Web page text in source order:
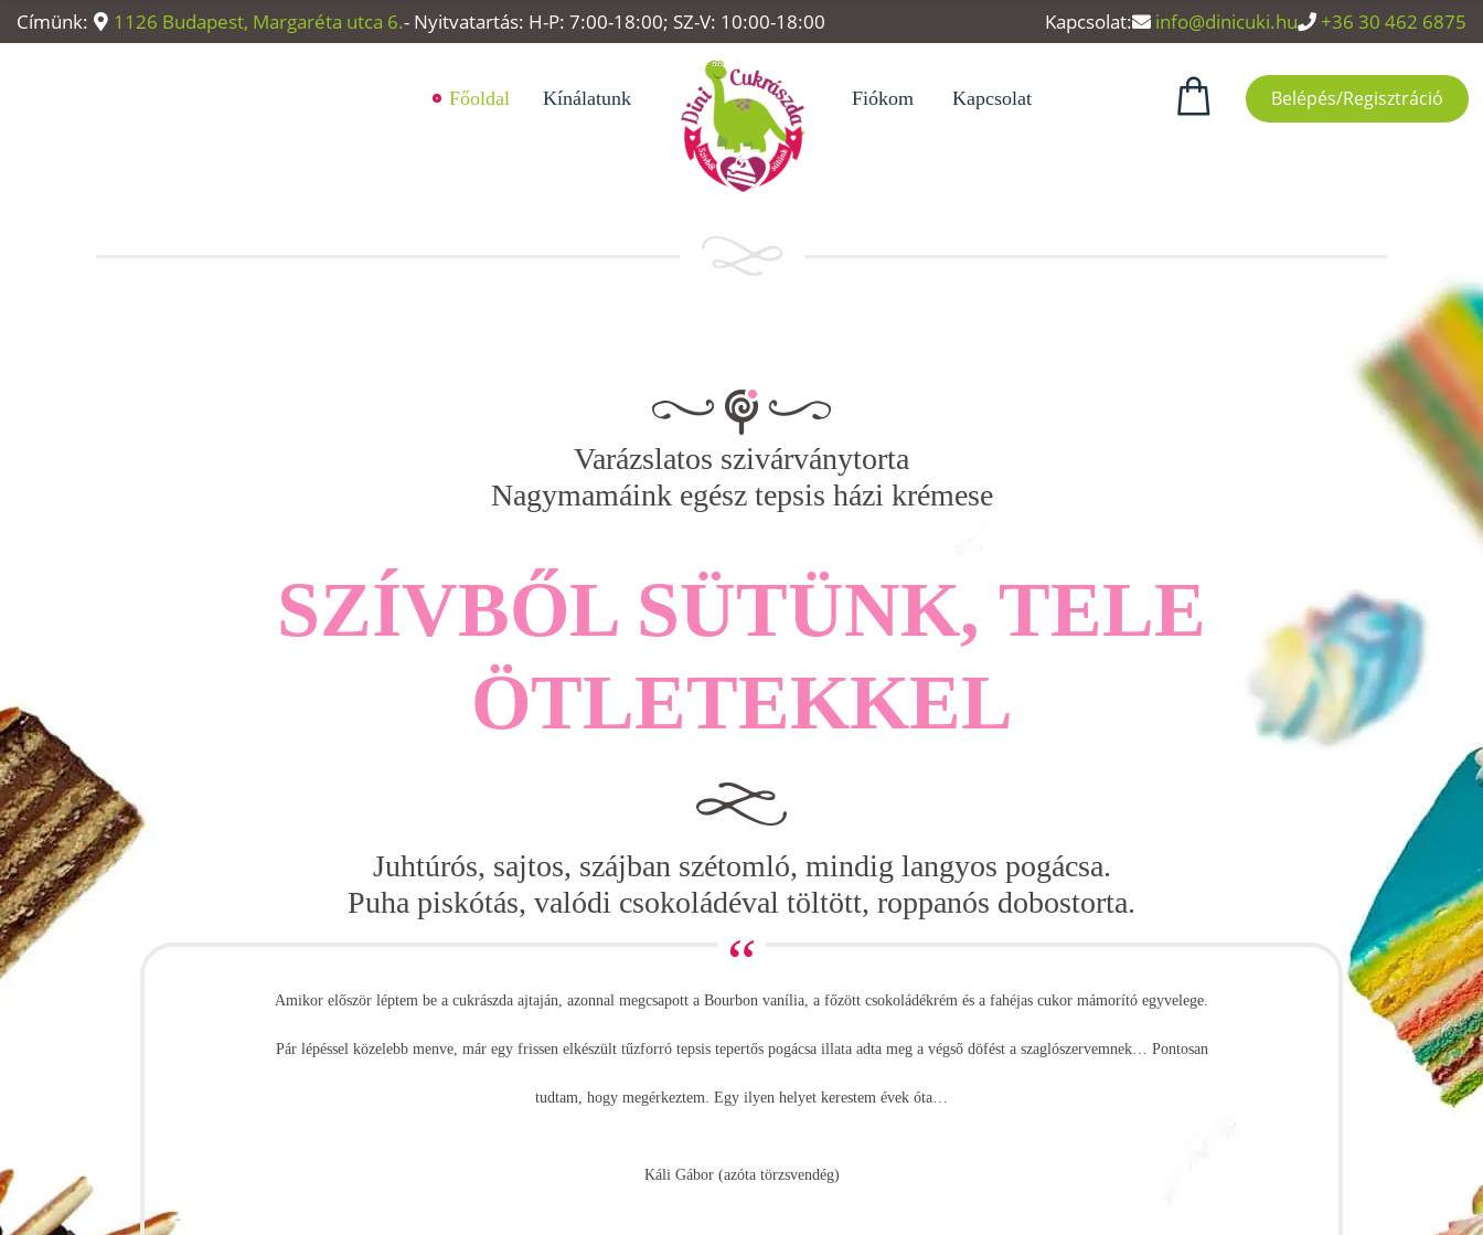
Címünk: 1126 Budapest, Margaréta utca 6.- Nyitvatartás: H-P: 7:00-18:00; SZ-V: 10:00-18:00 Kapcsolat: info@dinicuki.hu +36 30 462 6875
Főoldal Kínálatunk Fiókom Kapcsolat Belépés/Regisztráció
Varázslatos szivárványtorta
Nagymamáink egész tepsis házi krémese
SZÍVBŐL SÜTÜNK, TELE
ÖTLETEKKEL
Juhtúrós, sajtos, szájban szétomló, mindig langyos pogácsa.
Puha piskótás, valódi csokoládéval töltött, roppanós dobostorta.
Amikor először léptem be a cukrászda ajtaján, azonnal megcsapott a Bourbon vanília, a főzött csokoládékrém és a fahéjas cukor mámorító egyvelege.
Pár lépéssel közelebb menve, már egy frissen elkészült tűzforró tepsis tepertős pogácsa illata adta meg a végső döfést a szaglószervemnek… Pontosan
tudtam, hogy megérkeztem. Egy ilyen helyet kerestem évek óta…
Káli Gábor (azóta törzsvendég)